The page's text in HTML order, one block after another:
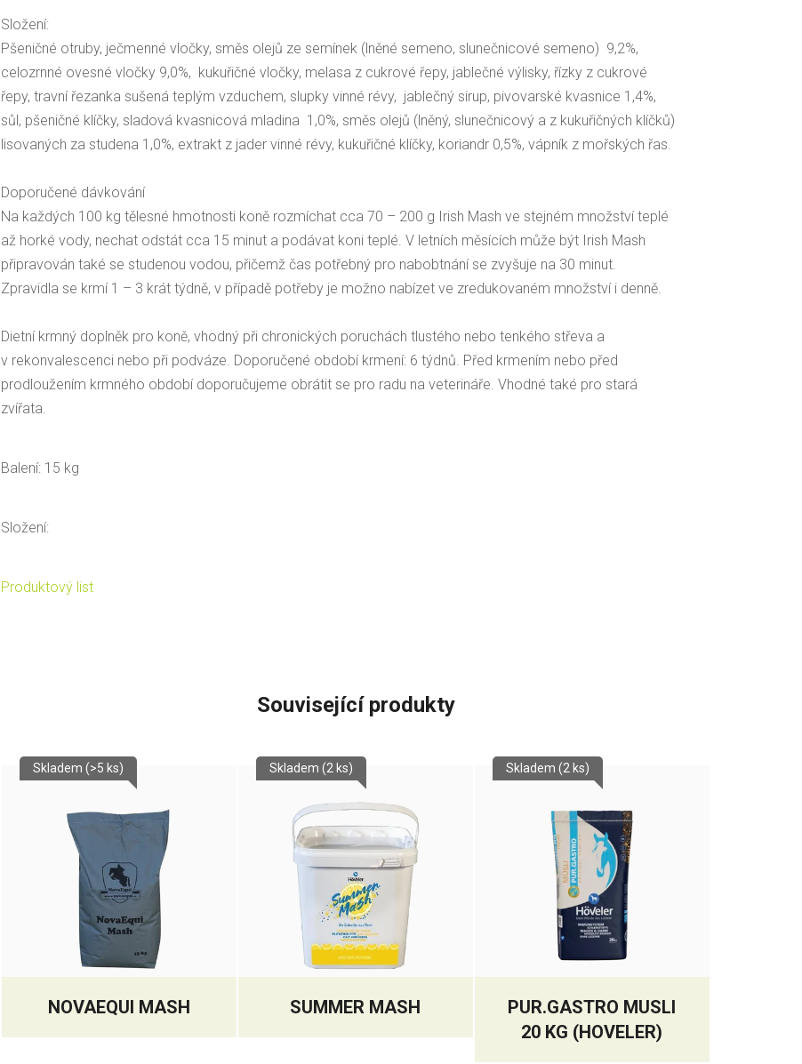
Složení:
Pšeničné otruby, ječmenné vločky, směs olejů ze semínek (lněné semeno, slunečnicové semeno) 9,2%,
celozrnné ovesné vločky 9,0%, kukuřičné vločky, melasa z cukrové řepy, jablečné výlisky, řízky z cukrové
řepy, travní řezanka sušená teplým vzduchem, slupky vinné révy, jablečný sirup, pivovarské kvasnice 1,4%,
sůl, pšeničné klíčky, sladová kvasnicová mladina 1,0%, směs olejů (lněný, slunečnicový a z kukuřičných klíčků)
lisovaných za studena 1,0%, extrakt z jader vinné révy, kukuřičné klíčky, koriandr 0,5%, vápník z mořských řas.
Doporučené dávkování
Na každých 100 kg tělesné hmotnosti koně rozmíchat cca 70 – 200 g Irish Mash ve stejném množství teplé
až horké vody, nechat odstát cca 15 minut a podávat koni teplé. V letních měsících může být Irish Mash
připravován také se studenou vodou, přičemž čas potřebný pro nabobtnání se zvyšuje na 30 minut.
Zpravidla se krmí 1 – 3 krát týdně, v případě potřeby je možno nabízet ve zredukovaném množství i denně.
Dietní krmný doplněk pro koně, vhodný při chronických poruchách tlustého nebo tenkého střeva a
v rekonvalescenci nebo při podváze. Doporučené období krmení: 6 týdnů. Před krmením nebo před
prodloužením krmného období doporučujeme obrátit se pro radu na veterináře. Vhodné také pro stará
zvířata.
Balení: 15 kg
Složení:
Produktový list
Související produkty
NOVAEQUI MASH
Skladem (>5 ks)
SUMMER MASH
Skladem (2 ks)
PUR.GASTRO MUSLI
20 KG (HOVELER)
Skladem (2 ks)